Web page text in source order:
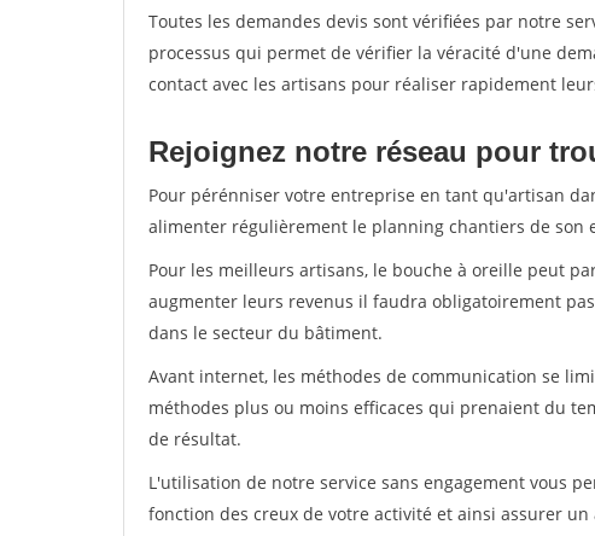
Toutes les demandes devis sont vérifiées par notre
processus qui permet de vérifier la véracité d'une
contact avec les artisans pour réaliser rapidement
Rejoignez notre réseau pour
Pour pérénniser votre entreprise en tant qu'artisan
alimenter régulièrement le planning chantiers de
Pour les meilleurs artisans, le bouche à oreille peut
augmenter leurs revenus il faudra obligatoirement
dans le secteur du bâtiment.
Avant internet, les méthodes de communication se
méthodes plus ou moins efficaces qui prenaient du
de résultat.
L'utilisation de notre service sans engagement vous
fonction des creux de votre activité et ainsi assurer un